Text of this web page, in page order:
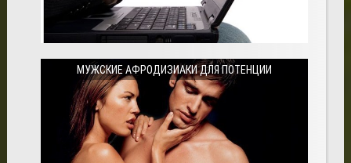
МУЖСКИЕ АФРОДИЗИАКИ ДЛЯ ПОТЕНЦИИ